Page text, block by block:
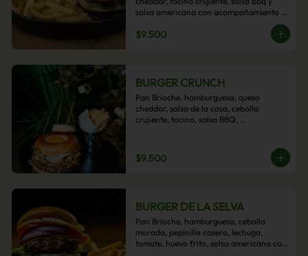
salsa americana con acompañamiento
$9.500
BURGER CRUNCH
Pan Brioche, hamburguesa, queso
cheddar, salsa de la casa, cebolla
crujiente, tocino, salsa BBQ,
$9.500
BURGER DE LA SELVA
Pan Brioche, hamburguesa, cebolla
morada, pepinillo casero, lechuga,
tomate, huevo frito, salsa americana con